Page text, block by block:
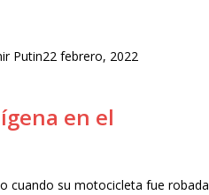
Putin22 febrero, 2022
en el
cuando su motocicleta fue robada